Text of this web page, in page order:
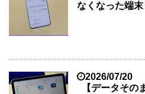
なくなった端末
2026/07/20
【データその